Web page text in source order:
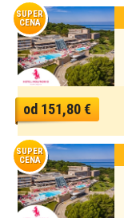
SUPER
CENA
od 151,80 €
SUPER
CENA